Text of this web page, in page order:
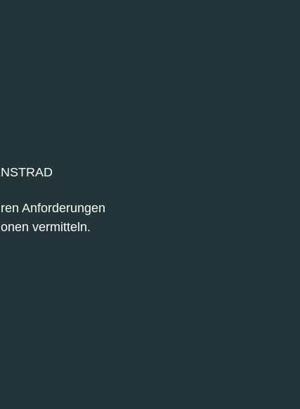
Anforderungen
vermitteln.